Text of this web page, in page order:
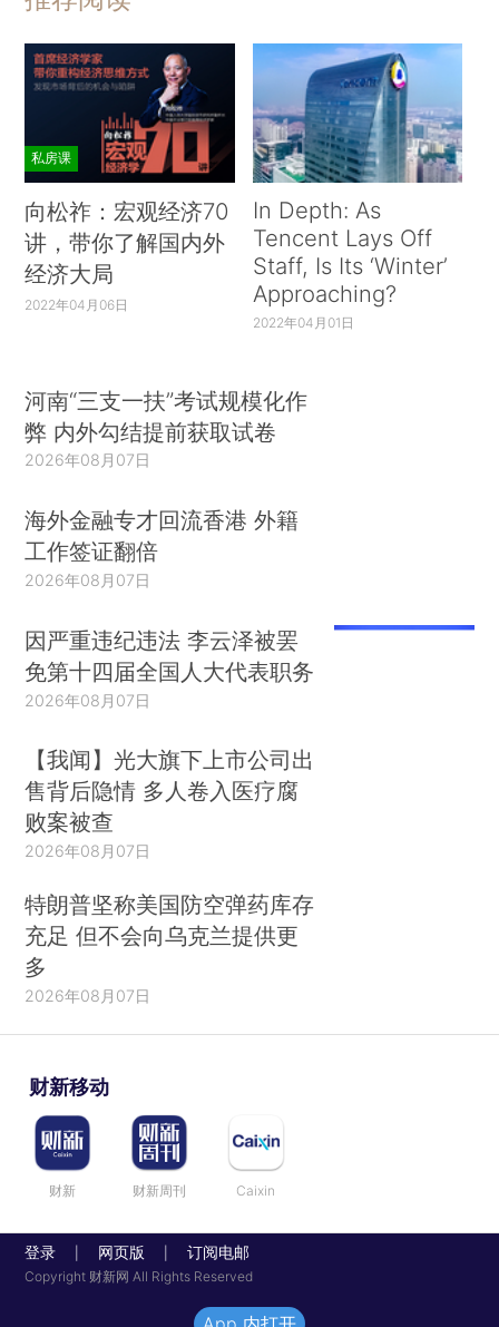
私房课
向松祚：宏观经济70
讲，带你了解国内外
经济大局
2022年04月06日
In Depth: As
Tencent Lays Off
Staff, Is Its ‘Winter’
Approaching?
2022年04月01日
河南“三支一扶”考试规模化作
弊 内外勾结提前获取试卷
2026年08月07日
海外金融专才回流香港 外籍
工作签证翻倍
2026年08月07日
因严重违纪违法 李云泽被罢
免第十四届全国人大代表职务
2026年08月07日
【我闻】光大旗下上市公司出
售背后隐情 多人卷入医疗腐
败案被查
2026年08月07日
特朗普坚称美国防空弹药库存
充足 但不会向乌克兰提供更
多
2026年08月07日
财新移动
财新 财新周刊 Caixin
登录 网页版 订阅电邮
Copyright 财新网 All Rights Reserved